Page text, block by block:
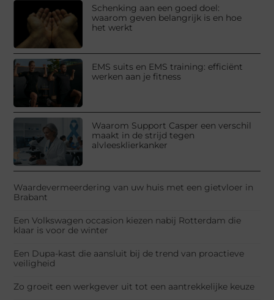
Schenking aan een goed doel:
waarom geven belangrijk is en hoe
het werkt
EMS suits en EMS training: efficiënt
werken aan je fitness
Waarom Support Casper een verschil
maakt in de strijd tegen
alvleesklierkanker
Waardevermeerdering van uw huis met een gietvloer in
Brabant
Een Volkswagen occasion kiezen nabij Rotterdam die
klaar is voor de winter
Een Dupa-kast die aansluit bij de trend van proactieve
veiligheid
Zo groeit een werkgever uit tot een aantrekkelijke keuze